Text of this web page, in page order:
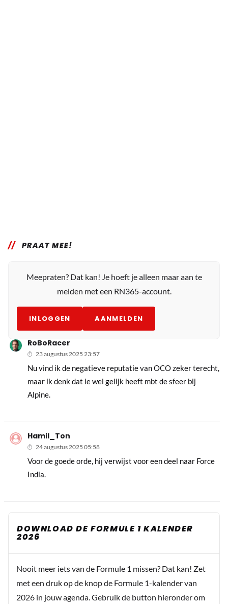
PRAAT MEE!
Meepraten? Dat kan! Je hoeft je alleen maar aan te
melden met een RN365-account.
INLOGGEN AANMELDEN
RoBoRacer
23 augustus 2025 23:57
Nu vind ik de negatieve reputatie van OCO zeker terecht,
maar ik denk dat ie wel gelijk heeft mbt de sfeer bij
Alpine.
Hamil_Ton
24 augustus 2025 05:58
Voor de goede orde, hij verwijst voor een deel naar Force
India.
DOWNLOAD DE FORMULE 1 KALENDER
2026
Nooit meer iets van de Formule 1 missen? Dat kan! Zet
met een druk op de knop de Formule 1-kalender van
2026 in jouw agenda. Gebruik de button hieronder om